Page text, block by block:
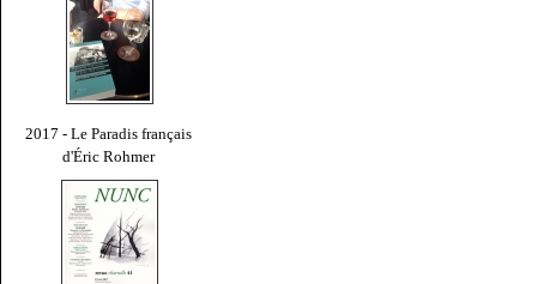
2017 - Le Paradis français
d'Éric Rohmer